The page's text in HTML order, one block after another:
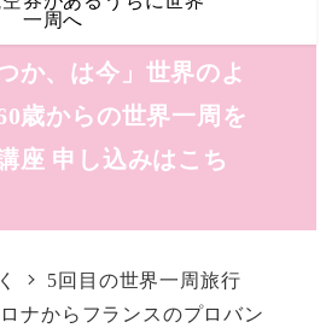
一周へ
、は今」世界のよ
歳からの世界一周を
座 申し込みはこち
5回目の世界一周旅行
ナからフランスのプロバン